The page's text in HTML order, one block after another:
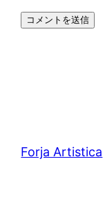
Forja Artistica